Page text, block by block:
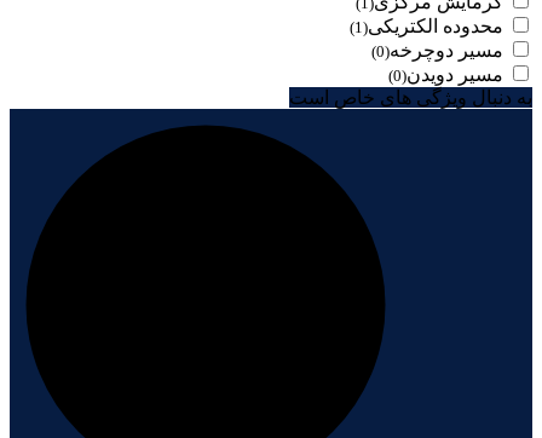
محدوده الکتریکی(1)
مسیر دوچرخه(0)
مسیر دویدن(0)
به دنبال ویژگی های خاص است